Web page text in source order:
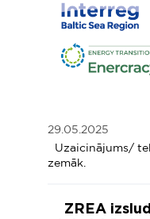
29.05.2025
Uzaicinājums/
zemāk.
ZREA